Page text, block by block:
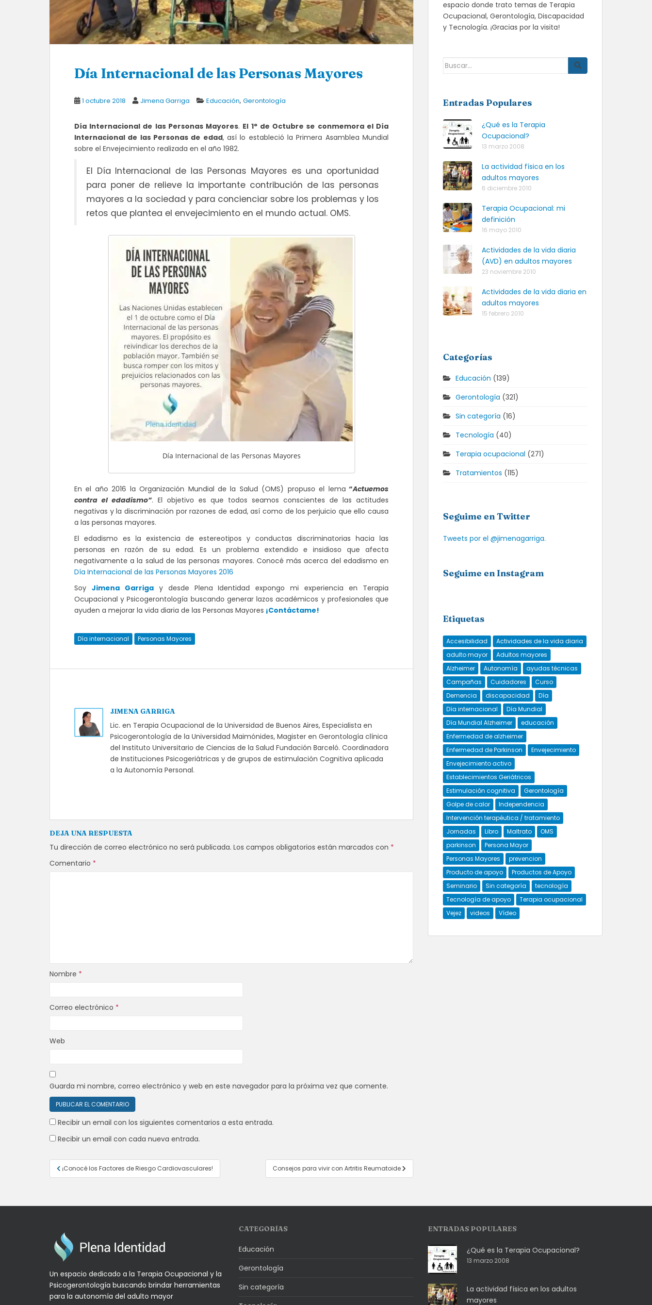
Día Internacional de las Personas Mayores
1 octubre 2018 Jimena Garriga Educación, Gerontología
Día Internacional de las Personas Mayores. El 1° de Octubre se conmemora el Día
Internacional de las Personas de edad, así lo estableció la Primera Asamblea Mundial
sobre el Envejecimiento realizada en el año 1982.
El Día Internacional de las Personas Mayores es una oportunidad
para poner de relieve la importante contribución de las personas
mayores a la sociedad y para concienciar sobre los problemas y los
retos que plantea el envejecimiento en el mundo actual. OMS.
Día Internacional de las Personas Mayores
En el año 2016 la Organización Mundial de la Salud (OMS) propuso el lema “Actuemos
contra el edadismo”. El objetivo es que todos seamos conscientes de las actitudes
negativas y la discriminación por razones de edad, así como de los perjuicio que ello causa
a las personas mayores.
El edadismo es la existencia de estereotipos y conductas discriminatorias hacia las
personas en razón de su edad. Es un problema extendido e insidioso que afecta
negativamente a la salud de las personas mayores. Conocé más acerca del edadismo en
Día Internacional de las Personas Mayores 2016
Soy Jimena Garrigay desde Plena Identidad expongo mi experiencia en Terapia
Ocupacional y Psicogerontología buscando generar lazos académicos y profesionales que
ayuden a mejorar la vida diaria de las Personas Mayores ¡Contáctame!
Día internacional Personas Mayores
JIMENA GARRIGA
Lic. en Terapia Ocupacional de la Universidad de Buenos Aires, Especialista en
Psicogerontología de la Universidad Maimónides, Magister en Gerontología clínica
del Instituto Universitario de Ciencias de la Salud Fundación Barceló. Coordinadora
de Instituciones Psicogeriátricas y de grupos de estimulación Cognitiva aplicada
a la Autonomía Personal.
DEJA UNA RESPUESTA
Tu dirección de correo electrónico no será publicada. Los campos obligatorios están marcados con *
Comentario *
Nombre *
Correo electrónico *
Web
Guarda mi nombre, correo electrónico y web en este navegador para la próxima vez que comente.
Recibir un email con los siguientes comentarios a esta entrada.
Recibir un email con cada nueva entrada.
Navegación
de
¡Conocé los Factores de Riesgo Cardiovasculares! Consejos para vivir con Artritis Reumatoide
espacio donde trato temas de Terapia
Ocupacional, Gerontología, Discapacidad
y Tecnología. ¡Gracias por la visita!
Buscar:
Entradas Populares
¿Qué es la Terapia
Ocupacional?
13 marzo 2008
La actividad física en los
adultos mayores
6 diciembre 2010
Terapia Ocupacional: mi
definición
16 mayo 2010
Actividades de la vida diaria
(AVD) en adultos mayores
23 noviembre 2010
Actividades de la vida diaria en
adultos mayores
15 febrero 2010
Categorías
Educación (139)
Gerontología (321)
Sin categoría (16)
Tecnología (40)
Terapia ocupacional (271)
Tratamientos (115)
Seguime en Twitter
Tweets por el @jimenagarriga.
Seguime en Instagram
Etiquetas
Accesibilidad
Actividades de la vida diaria
adulto mayor
Adultos mayores
Alzheimer
Autonomía
ayudas técnicas
Campañas
Cuidadores
Curso
Demencia
discapacidad
Día
Día internacional
Día Mundial
Día Mundial Alzheimer
educación
Enfermedad de alzheimer
Enfermedad de Parkinson
Envejecimiento
Envejecimiento activo
Establecimientos Geriátricos
Estimulación cognitiva
Gerontología
Golpe de calor
Independencia
Intervención terapéutica / tratamiento
Jornadas
Libro Maltrato
OMS
parkinson
Persona Mayor
Personas Mayores
prevencion
Producto de apoyo
Productos de Apoyo
Seminario
Sin categoría
tecnología
Tecnología de apoyo
Terapia ocupacional
Vejez
videos Vídeo
Un espacio dedicado a la Terapia Ocupacional y la
Psicogerontología buscando brindar herramientas
para la autonomía del adulto mayor
CATEGORÍAS
Educación
Gerontología
Sin categoría
ENTRADAS POPULARES
¿Qué es la Terapia Ocupacional?
13 marzo 2008
La actividad física en los adultos
mayores